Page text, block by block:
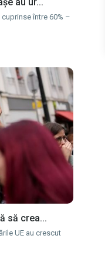
între 60% –
să crea...
UE au crescut